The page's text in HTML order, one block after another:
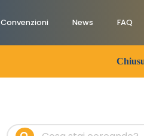
Convenzioni News FAQ